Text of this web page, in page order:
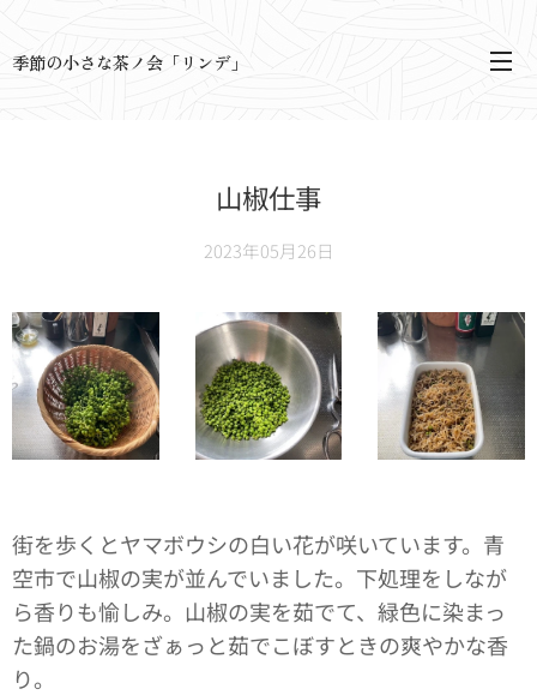
季節の小さな茶ノ会「リンデ」
山椒仕事
2023年05月26日
街を歩くとヤマボウシの白い花が咲いています。青
空市で山椒の実が並んでいました。下処理をしなが
ら香りも愉しみ。山椒の実を茹でて、緑色に染まっ
た鍋のお湯をざぁっと茹でこぼすときの爽やかな香
り。